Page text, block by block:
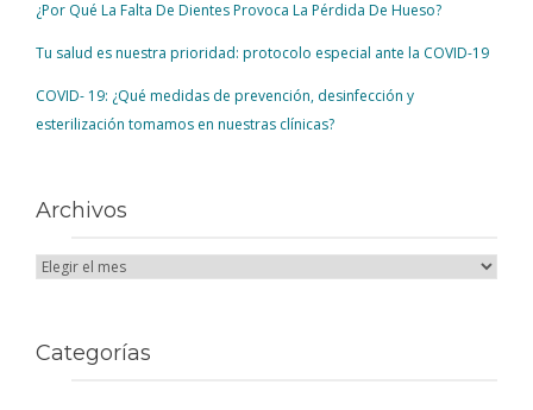
¿Por Qué La Falta De Dientes Provoca La Pérdida De Hueso?
Tu salud es nuestra prioridad: protocolo especial ante la COVID-19
COVID- 19: ¿Qué medidas de prevención, desinfección y
esterilización tomamos en nuestras clínicas?
Archivos
Categorías